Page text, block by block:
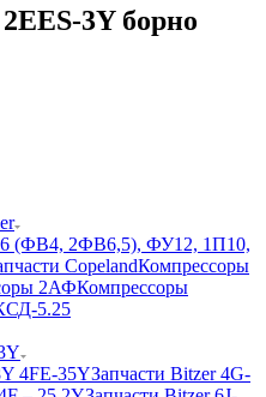
3Y борно
(ФВ4, 2ФВ6,5), ФУ12, 1П10,
CopelandКомпрессоры
2АФКомпрессоры
5.25
4FE-35YЗапчасти Bitzer 4G-